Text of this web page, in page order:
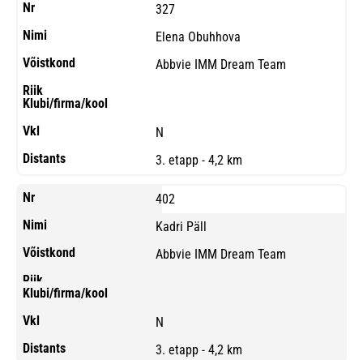
327
Elena Obuhhova
Abbvie IMM Dream Team
N
3. etapp - 4,2 km
402
Kadri Päll
Abbvie IMM Dream Team
N
3. etapp - 4,2 km